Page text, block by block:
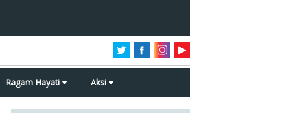
Ragam Hayati Aksi